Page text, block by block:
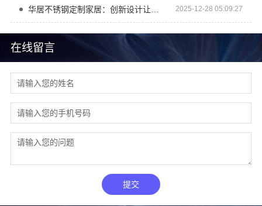
在线留言
提交
2025-12-28 05:09:27